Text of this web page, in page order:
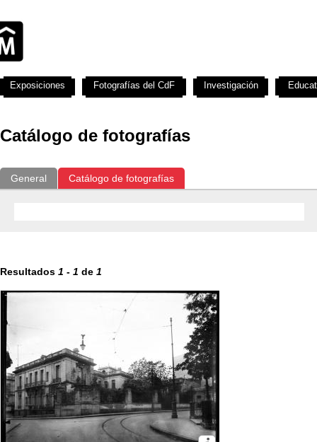
Catálogo de fotografías
General Catálogo de fotografías
Resultados 1 - 1 de 1
Exposiciones Fotografías del CdF Investigación